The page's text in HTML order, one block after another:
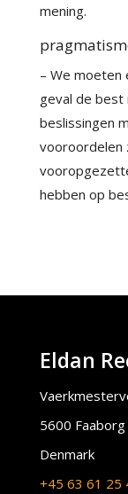
mening.
– We moeten
geval de best
beslissingen
vooroordelen
hebben op
Eldan
5600 Faaborg
Denmark
+45 63 61 25